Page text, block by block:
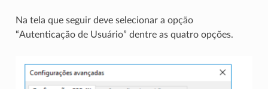
Na tela que seguir deve selecionar a opção
“Autenticação de Usuário” dentre as quatro opções.